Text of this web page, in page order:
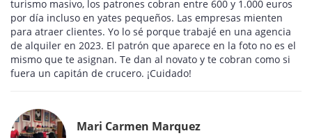
turismo masivo, los patrones cobran entre 600 y 1.000 euros
por día incluso en yates pequeños. Las empresas mienten
para atraer clientes. Yo lo sé porque trabajé en una agencia
de alquiler en 2023. El patrón que aparece en la foto no es el
mismo que te asignan. Te dan al novato y te cobran como si
fuera un capitán de crucero. ¡Cuidado!
Mari Carmen Marquez